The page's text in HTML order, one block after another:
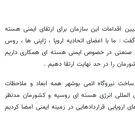
اقدامات این سازمان برای ارتقای ایمنی هسته
: ما با اعضای اتحادیه اروپا ، ژاپنی ها ، روس
در خصوص ایمنی هسته ای همکاری داریم
را در حد نهایت ارتقا دهیم .
نیروگاه اتمی بوشهر همه ابعاد و ملاحظات
المللی انرژی هسته ای روسیه و کشورمان مدنظر
اروپایی قراردادهایی در زمینه ایمنی امضا کردیم